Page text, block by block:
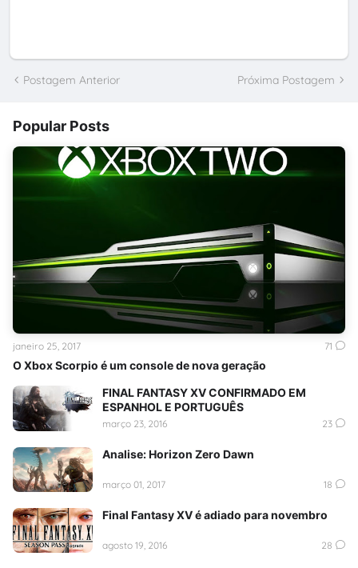
Postagem Anterior Próxima Postagem
Popular Posts
O Xbox Scorpio é um console de nova geração
janeiro 25, 2017 71
FINAL FANTASY XV CONFIRMADO EM
ESPANHOL E PORTUGUÊS
março 23, 2016 23
Analise: Horizon Zero Dawn
março 01, 2017 18
Final Fantasy XV é adiado para novembro
agosto 19, 2016 28